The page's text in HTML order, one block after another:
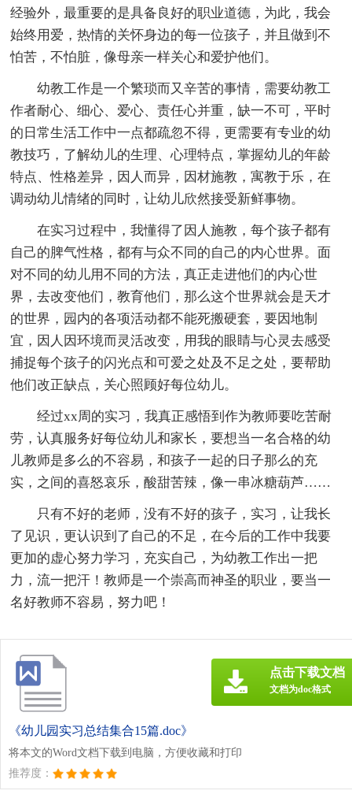
经验外，最重要的是具备良好的职业道德，为此，我会
始终用爱，热情的关怀身边的每一位孩子，并且做到不
怕苦，不怕脏，像母亲一样关心和爱护他们。
幼教工作是一个繁琐而又辛苦的事情，需要幼教工
作者耐心、细心、爱心、责任心并重，缺一不可，平时
的日常生活工作中一点都疏忽不得，更需要有专业的幼
教技巧，了解幼儿的生理、心理特点，掌握幼儿的年龄
特点、性格差异，因人而异，因材施教，寓教于乐，在
调动幼儿情绪的同时，让幼儿欣然接受新鲜事物。
在实习过程中，我懂得了因人施教，每个孩子都有
自己的脾气性格，都有与众不同的自己的内心世界。面
对不同的幼儿用不同的方法，真正走进他们的内心世
界，去改变他们，教育他们，那么这个世界就会是天才
的世界，园内的各项活动都不能死搬硬套，要因地制
宜，因人因环境而灵活改变，用我的眼睛与心灵去感受
捕捉每个孩子的闪光点和可爱之处及不足之处，要帮助
他们改正缺点，关心照顾好每位幼儿。
经过xx周的实习，我真正感悟到作为教师要吃苦耐
劳，认真服务好每位幼儿和家长，要想当一名合格的幼
儿教师是多么的不容易，和孩子一起的日子那么的充
实，之间的喜怒哀乐，酸甜苦辣，像一串冰糖葫芦……
只有不好的老师，没有不好的孩子，实习，让我长
了见识，更认识到了自己的不足，在今后的工作中我要
更加的虚心努力学习，充实自己，为幼教工作出一把
力，流一把汗！教师是一个崇高而神圣的职业，要当一
名好教师不容易，努力吧！
《幼儿园实习总结集合15篇.doc》
将本文的Word文档下载到电脑，方便收藏和打印
推荐度：
点击下载文档
文档为doc格式